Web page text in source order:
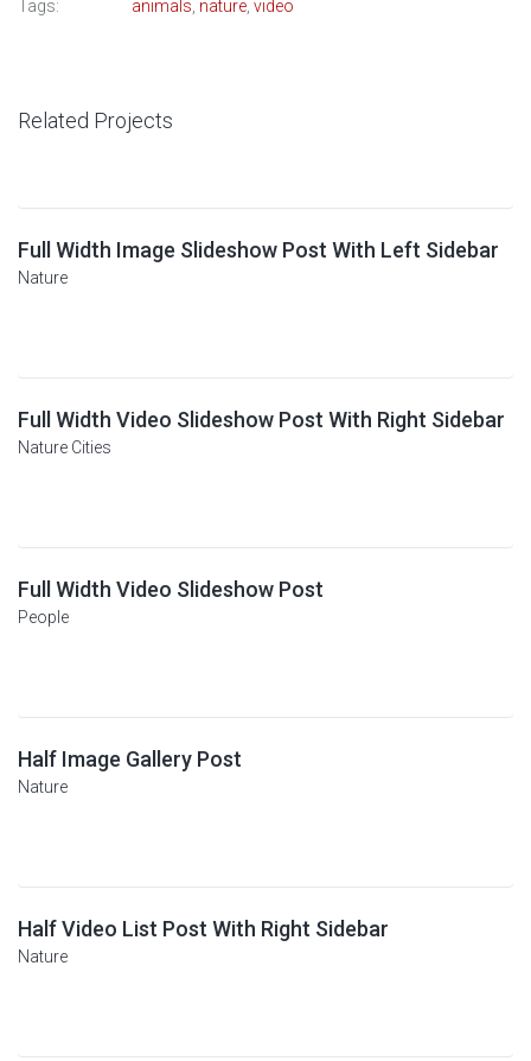
Tags: animals, nature, video
Related Projects
Full Width Image Slideshow Post With Left Sidebar
Nature
Full Width Video Slideshow Post With Right Sidebar
Nature Cities
Full Width Video Slideshow Post
People
Half Image Gallery Post
Nature
Half Video List Post With Right Sidebar
Nature